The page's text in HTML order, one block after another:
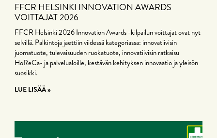
FFCR HELSINKI INNOVATION AWARDS
VOITTAJAT 2026
FFCR Helsinki 2026 Innovation Awards -kilpailun voittajat ovat nyt
selvillä. Palkintoja jaettiin viidessä kategoriassa: innovatiivisin
juomatuote, tulevaisuuden ruokatuote, innovatiivisin ratkaisu
HoReCa- ja palvelualoille, kestävän kehityksen innovaatio ja yleisön
suosikki.
LUE LISÄÄ »